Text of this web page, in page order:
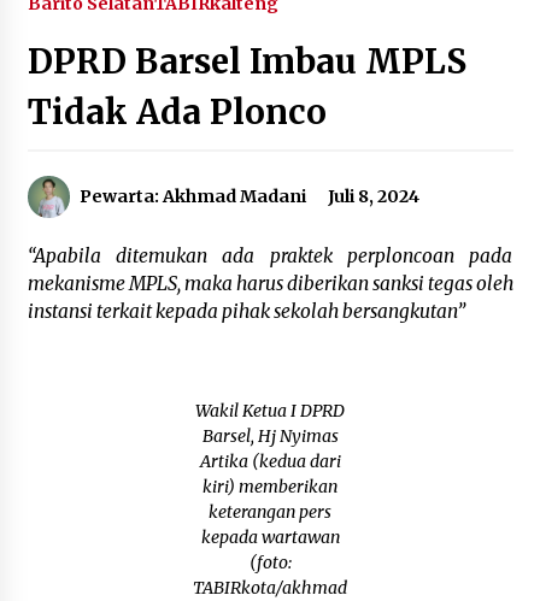
Keberlanjutan Masa Depan Lebih Hijau
Hari Kedua Kaji Tiru di DIY, Bupati Barito Utara
Agustus 5, 2026
Eksekusi Putusan PN, Kejari Kotabaru Setor
PNBP 400 Juta dari Kasus Tambang Ilegal
Hadiri Forum Komunikasi dan Kemitraan BPJS,
Sekda Tapin Komitmen Tingkatkan Layanan
Kesehatan
Agustus 4, 2026
Kejari HST Musnahkan Barang Bukti 27 Perkara
Inkracht van Gewisjde
Agustus 4, 2026
DPRD Barsel Imbau MPLS
Tidak Ada Plonco
Pewarta: Akhmad Madani Juli 8, 2024
“Apabila ditemukan ada praktek perploncoan pada
mekanisme MPLS, maka harus diberikan sanksi tegas oleh
instansi terkait kepada pihak sekolah bersangkutan”
Wakil Ketua I DPRD
Barsel, Hj Nyimas
Artika (kedua dari
kiri) memberikan
keterangan pers
kepada wartawan
(foto:
TABIRkota/akhmad